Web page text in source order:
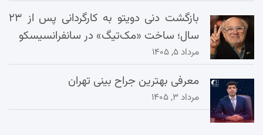
بازگشت دنی دویتو به کارگردانی پس از ۲۳
سال؛ ساخت «مک‌تیگ» در سانفرانسیسکو
مرداد ۵, ۱۴۰۵
معرفی بهترین جراح بینی تهران
مرداد ۳, ۱۴۰۵